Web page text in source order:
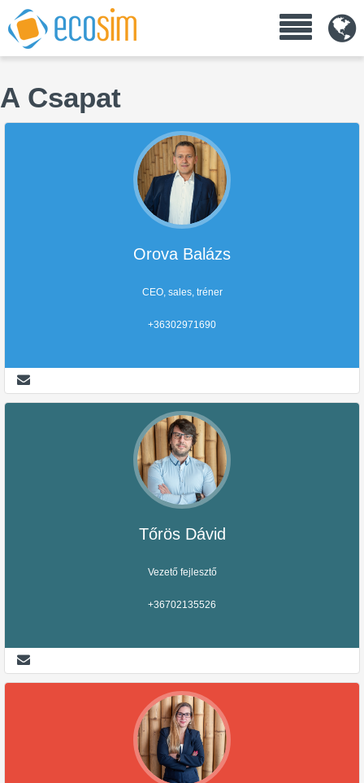
A Csapat
Orova Balázs
CEO, sales, tréner
+36302971690
Tőrös Dávid
Vezető fejlesztő
+36702135526